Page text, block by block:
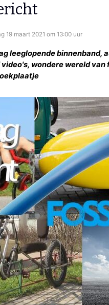
19 maart 2021 om 13:00 uur
leeglopende binnenband,
video's, wondere wereld